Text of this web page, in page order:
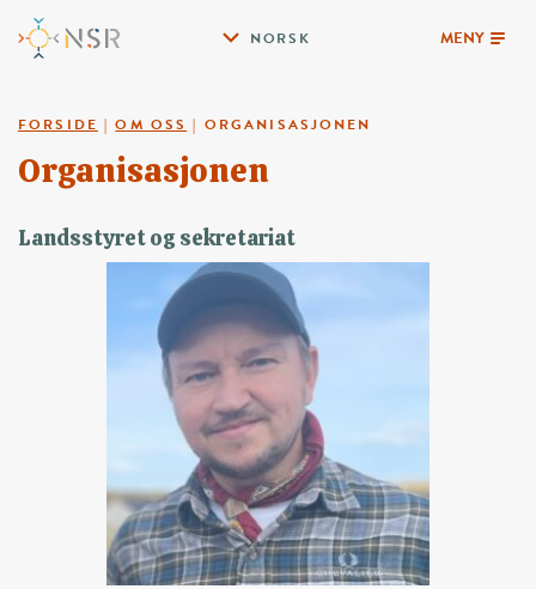
NORSK MENY
FORSIDE |OM OSS | ORGANISASJONEN
Organisasjonen
Landsstyret og sekretariat